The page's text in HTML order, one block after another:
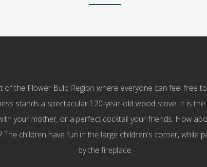
of the Flower Bulb Region where everyone can feel free
stands a spectacular 120-year-old wood stove. It is
your mother, or a perfect cocktail your friends. How
children have fun in the large children's corner, while
by the fireplace.